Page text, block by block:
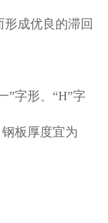
成优良的滞回
”字形、“H”字
板厚度宜为